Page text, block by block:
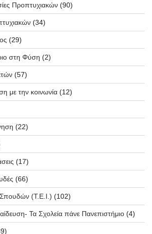
Προπτυχιακών (90)
(34)
(29)
στη Φύση (2)
(57)
με την κοινωνία (12)
(22)
(17)
(66)
(T.E.I.) (102)
Τα Σχολεία πάνε Πανεπιστήμιο (4)